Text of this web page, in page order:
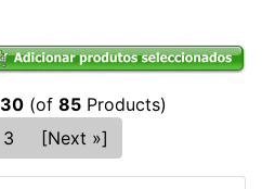
30 (of 85 Products)
3 [Next »]